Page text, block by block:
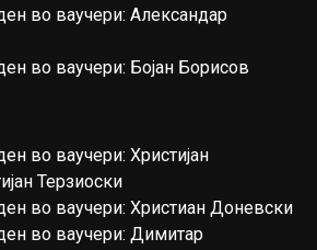
во ваучери: Александар
во ваучери: Бојан Борисов
во ваучери: Христијан
Терзиоски
во ваучери: Христиан Доневски
во ваучери: Димитар